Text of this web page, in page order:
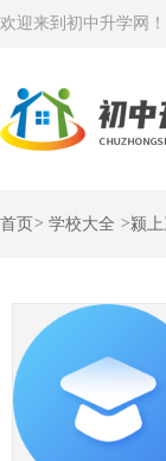
欢迎来到初中升学网！
首页 > 学校大全 >颍